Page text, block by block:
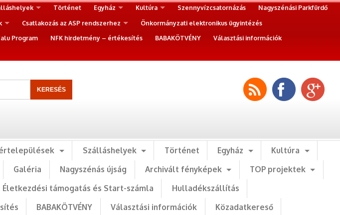
Történet Egyház Kultúra Szennyvízcsatornázás
Nagyszénási Parkfürdő
Csatlakozás az ASP rendszerhez
Önkormányzati elektronikus ügyintézés
Program NFK hirdetmény – értékesítés BABAKÖTVÉNY
Választási információk
Szálláshelyek Történet Egyház
Kultúra
Galéria Nagyszénás újság Archivált fényképek
TOP projektek
Életkezdési támogatás és Start-számla
Hulladékszállítás
BABAKÖTVÉNY Választási információk
Közadatkereső